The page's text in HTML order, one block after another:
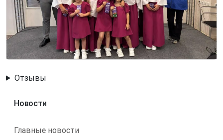
Отзывы
Новости
Главные новости